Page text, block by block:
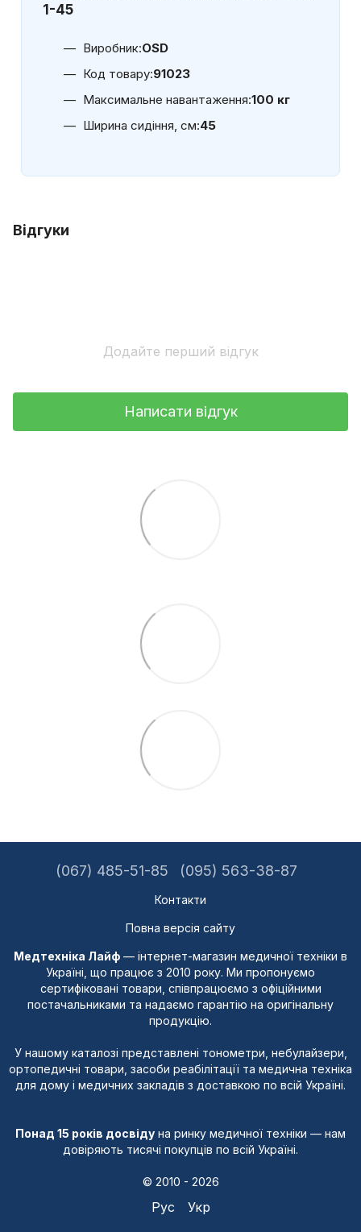
1-45
Виробник:OSD
Код товару:91023
Максимальне навантаження:100 кг
Ширина сидіння, см:45
Відгуки
Додайте перший відгук
Написати відгук
(067) 485-51-85 (095) 563-38-87
Контакти
Повна версія сайту
Медтехніка Лайф — інтернет-магазин медичної техніки в
Україні, що працює з 2010 року. Ми пропонуємо
сертифіковані товари, співпрацюємо з офіційними
постачальниками та надаємо гарантію на оригінальну
продукцію.
У нашому каталозі представлені тонометри, небулайзери,
ортопедичні товари, засоби реабілітації та медична техніка
для дому і медичних закладів з доставкою по всій Україні.
Понад 15 років досвіду на ринку медичної техніки — нам
довіряють тисячі покупців по всій Україні.
© 2010 - 2026
Рус Укр